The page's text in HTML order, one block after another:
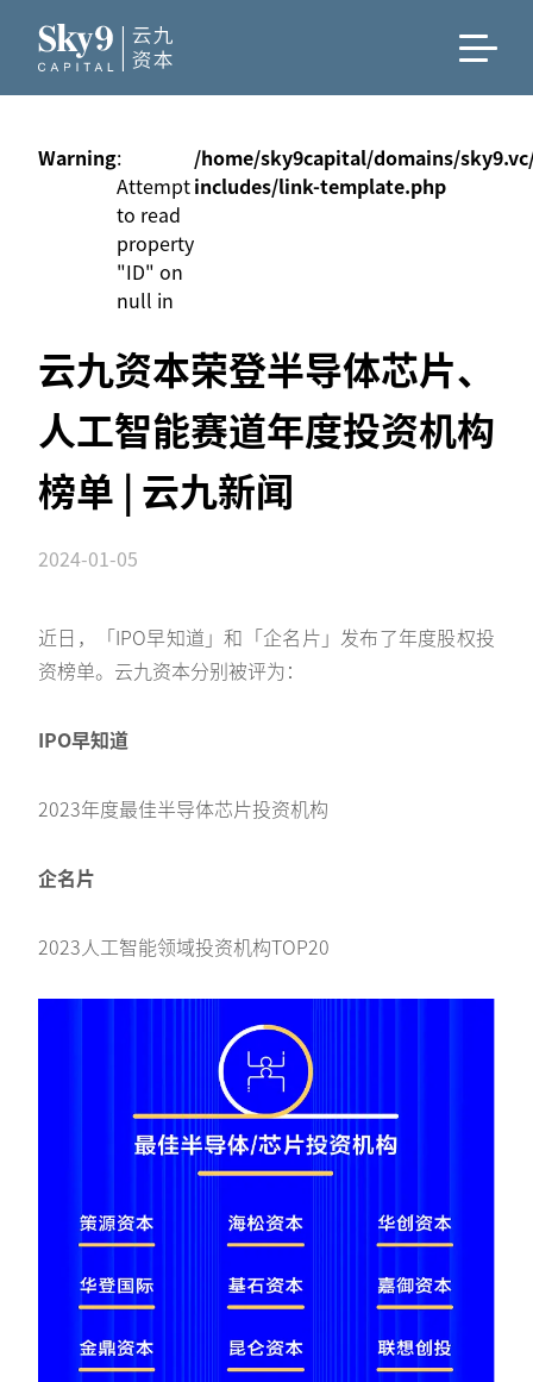
Warning:
Attempt
to read
property
"ID" on
null in
/home/sky9capital/domains/
includes/link-template.php
云九资本荣登半导体芯片、
人工智能赛道年度投资机构
榜单 | 云九新闻
2024-01-05
近日，「IPO早知道」和「企名片」发布了年度股权投
资榜单。云九资本分别被评为：
IPO早知道
2023年度最佳半导体芯片投资机构
企名片
2023人工智能领域投资机构TOP20